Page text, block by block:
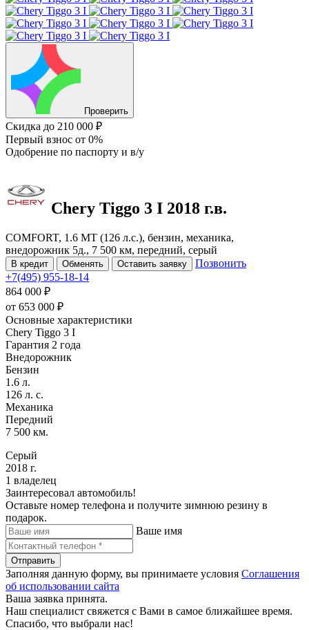
Проверить
Скидка до 210 000 ₽
Первый взнос от 0%
Одобрение по паспорту и в/у
Chery Tiggo 3 I 2018 г.в.
COMFORT, 1.6 MT (126 л.с.), бензин, механика,
внедорожник 5д., 7 500 км, передний, серый
В кредит Обменять Оставить заявку
Позвонить
+7(495) 955-18-14
864 000 ₽
от 653 000 ₽
Основные характеристики
Chery Tiggo 3 I
Гарантия 2 года
Внедорожник
Бензин
1.6 л.
126 л. с.
Механика
Передний
7 500 км.
Серый
2018 г.
1 владелец
Заинтересовал автомобиль!
Оставьте номер телефона и получите зимнюю резину в
подарок.
Ваше имя
Отправить
Заполняя данную форму, вы принимаете условия Соглашения
об использовании сайта
Ваша заявка принята.
Наш специалист свяжется с Вами в самое ближайшее время.
Спасибо, что выбрали нас!